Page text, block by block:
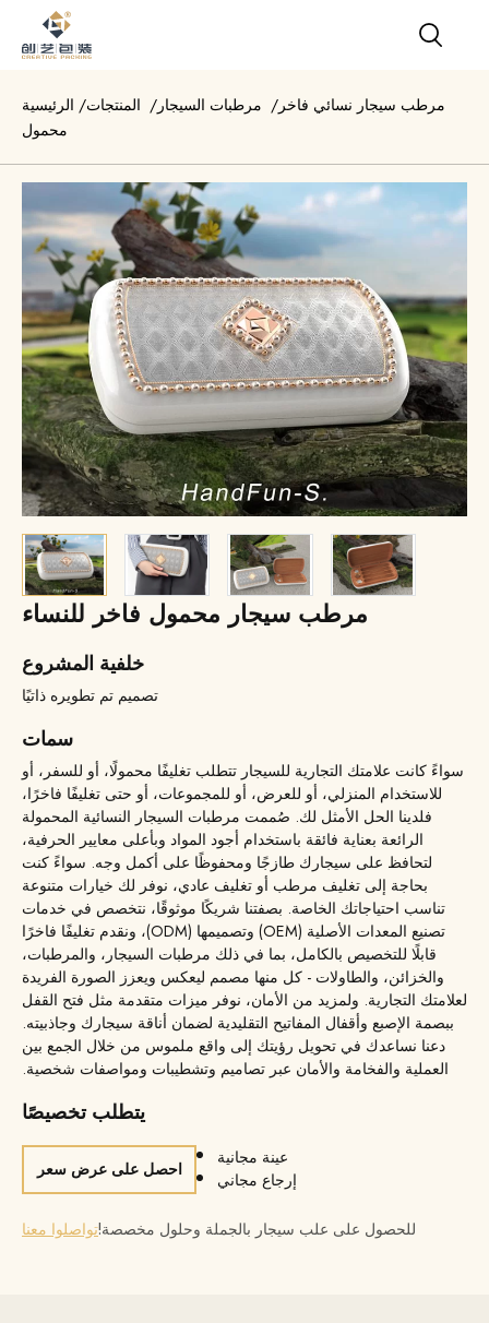
الرئيسية /المنتجات /مرطبات السيجار /مرطب سيجار نسائي فاخر
محمول
مرطب سيجار محمول فاخر للنساء
خلفية المشروع
تصميم تم تطويره ذاتيًا
سمات
سواءً كانت علامتك التجارية للسيجار تتطلب تغليفًا محمولًا، أو للسفر، أو
للاستخدام المنزلي، أو للعرض، أو للمجموعات، أو حتى تغليفًا فاخرًا،
فلدينا الحل الأمثل لك. صُممت مرطبات السيجار النسائية المحمولة
الرائعة بعناية فائقة باستخدام أجود المواد وبأعلى معايير الحرفية،
لتحافظ على سيجارك طازجًا ومحفوظًا على أكمل وجه. سواءً كنت
بحاجة إلى تغليف مرطب أو تغليف عادي، نوفر لك خيارات متنوعة
تناسب احتياجاتك الخاصة. بصفتنا شريكًا موثوقًا، نتخصص في خدمات
تصنيع المعدات الأصلية (OEM) وتصميمها (ODM)، ونقدم تغليفًا فاخرًا
قابلًا للتخصيص بالكامل، بما في ذلك مرطبات السيجار، والمرطبات،
والخزائن، والطاولات - كل منها مصمم ليعكس ويعزز الصورة الفريدة
لعلامتك التجارية. ولمزيد من الأمان، نوفر ميزات متقدمة مثل فتح القفل
ببصمة الإصبع وأقفال المفاتيح التقليدية لضمان أناقة سيجارك وجاذبيته.
دعنا نساعدك في تحويل رؤيتك إلى واقع ملموس من خلال الجمع بين
العملية والفخامة والأمان عبر تصاميم وتشطيبات ومواصفات شخصية.
يتطلب تخصيصًا
احصل على عرض سعر
عينة مجانية
إرجاع مجاني
تواصلوا معناللحصول على علب سيجار بالجملة وحلول مخصصة!